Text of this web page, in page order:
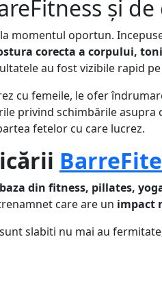
și
momentul oportun.
corecta a corpului,
au fost vizibile rapid
cu femeile, le ofer
privind schimbările
fetelor cu care lucrez.
din fitness, pillates,
care are un impact
slabiti nu mai au